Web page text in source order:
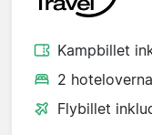
Kampbillet
2
Flybillet